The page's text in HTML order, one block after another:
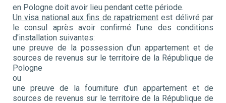
en Pologne doit avoir lieu pendant cette période.
Un visa national aux fins de rapatriement est délivré par
le consul après avoir confirmé l'une des conditions
d'installation suivantes:
une preuve de la possession d'un appartement et de
sources de revenus sur le territoire de la République de
Pologne
ou
une preuve de la fourniture d'un appartement et de
sources de revenus sur le territoire de la République de